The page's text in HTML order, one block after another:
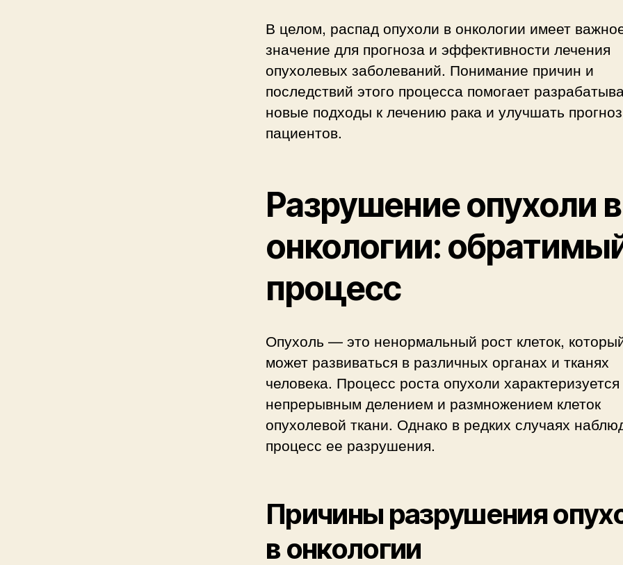
В целом, распад опухоли в онкологии имеет
значение для прогноза и эффективности лечения
опухолевых заболеваний. Понимание причин и
последствий этого процесса помогает
новые подходы к лечению рака и улучшать
пациентов.
Разрушение опухоли в
онкологии:
процесс
Опухоль — это ненормальный рост клеток,
может развиваться в различных органах и тканях
человека. Процесс роста опухоли характеризуется
непрерывным делением и размножением клеток
опухолевой ткани. Однако в редких случаях
процесс ее разрушения.
Причины разрушения
в онкологии